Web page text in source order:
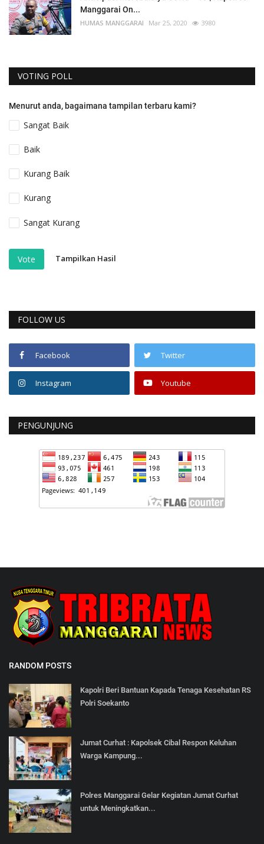
Manggarai On...
HUMAS MANGGARAI Mar 25, 2020 3980
VOTING POLL
Menurut anda, bagaimana tampilan terbaru kami?
Sangat Baik
Baik
Kurang Baik
Kurang
Sangat Kurang
Vote Tampilkan Hasil
FOLLOW US
Facebook Twitter
Instagram Youtube
PENGUNJUNG
RANDOM POSTS
Kapolri Beri Bantuan Kapada Tenaga Kesehatan RS
Polri Soekanto
Jumat Curhat : Kapolsek Cibal Respon Keluhan
Warga Kampung...
Polres Manggarai Gelar Kegiatan Jumat Curhat
untuk Meningkatkan...